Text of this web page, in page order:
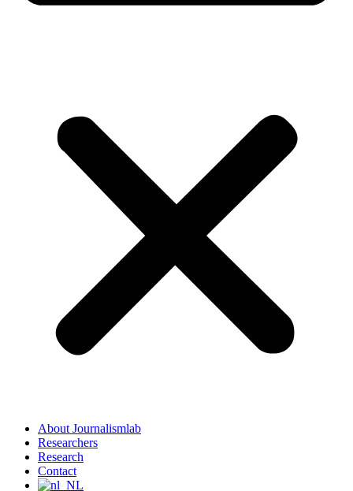
About Journalismlab
Researchers
Research
Contact